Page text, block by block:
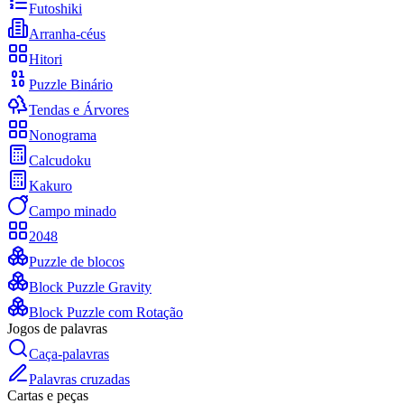
Futoshiki
Arranha-céus
Hitori
Puzzle Binário
Tendas e Árvores
Nonograma
Calcudoku
Kakuro
Campo minado
2048
Puzzle de blocos
Block Puzzle Gravity
Block Puzzle com Rotação
Jogos de palavras
Caça-palavras
Palavras cruzadas
Cartas e peças